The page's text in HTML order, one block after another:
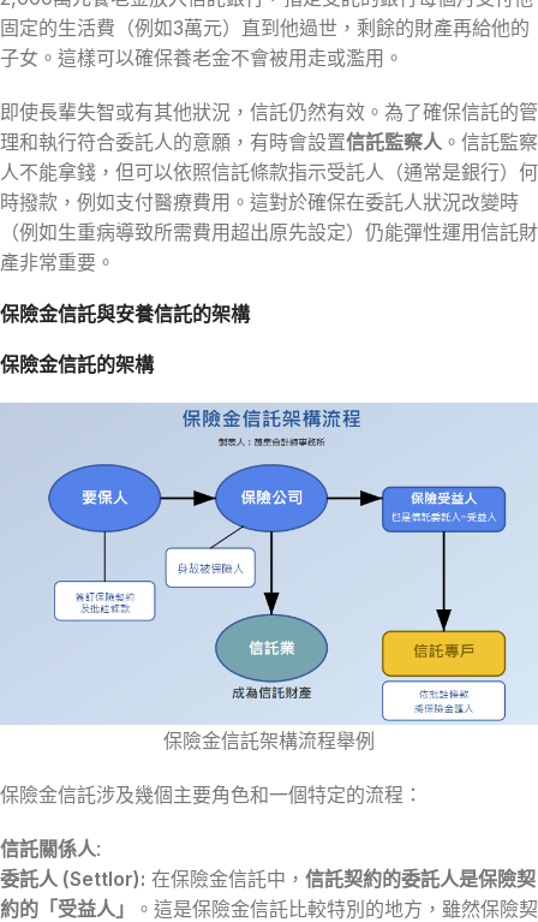
固定的生活費（例如3萬元）直到他過世，剩餘的財產再給他的
子女。這樣可以確保養老金不會被用走或濫用。
即使長輩失智或有其他狀況，信託仍然有效。為了確保信託的管
理和執行符合委託人的意願，有時會設置信託監察人 。信託監察
人不能拿錢，但可以依照信託條款指示受託人（通常是銀行）何
時撥款，例如支付醫療費用。這對於確保在委託人狀況改變時
（例如生重病導致所需費用超出原先設定）仍能彈性運用信託財
產非常重要。
保險金信託與安養信託的架構
保險金信託的架構
保險金信託架構流程舉例
保險金信託涉及幾個主要角色和一個特定的流程：
信託關係人:
委託人 (Settlor): 在保險金信託中， 信託契約的委託人是保險契
約的「受益人」
。這是保險金信託比較特別的地方，雖然保險契